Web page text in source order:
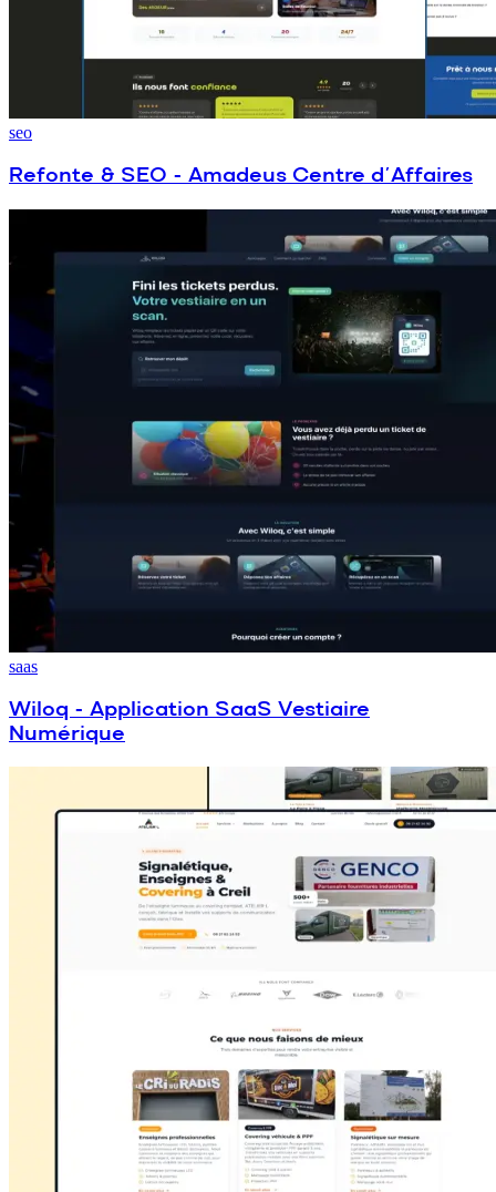
seo
Refonte & SEO - Amadeus Centre d’Affaires
saas
Wiloq - Application SaaS Vestiaire
Numérique